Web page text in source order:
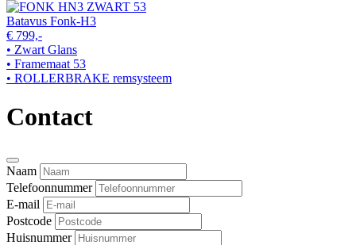
Batavus Fonk-H3
€ 799,-
• Zwart Glans
• Framemaat 53
• ROLLERBRAKE remsysteem
Contact
Naam
Telefoonnummer
E-mail
Postcode
Huisnummer